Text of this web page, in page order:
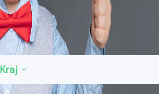
Kategorie: SW a grafické služby
Region: Moravskoslezský kraj
Kraj